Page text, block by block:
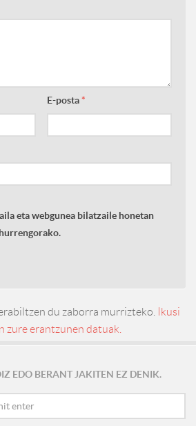
E-posta*
eta webgunea bilatzaile honetan
du zaborra murrizteko.
Ikusi
zure erantzunen datuak.
EDO BERANT JAKITEN EZ DENIK.